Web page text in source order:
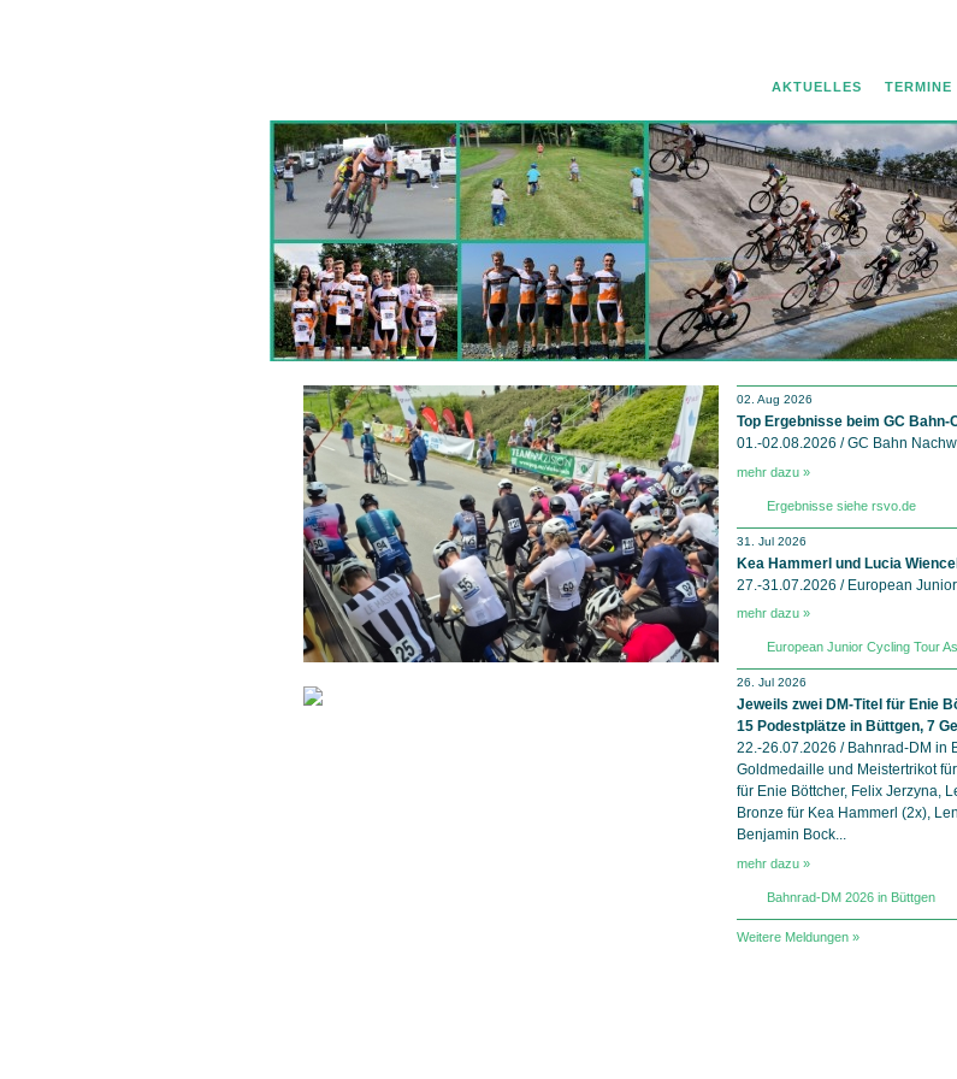
AKTUELLES TERMINE
02. Aug 2026
Top Ergebnisse beim GC Bahn-
01.-02.08.2026 / GC Bahn
mehr dazu »
Ergebnisse siehe rsvo.de
31. Jul 2026
Kea Hammerl und Lucia
27.-31.07.2026 / European Junior
mehr dazu »
European Junior Cycling Tour
26. Jul 2026
Jeweils zwei DM-Titel für Enie
15 Podestplätze in Büttgen, 7
22.-26.07.2026 / Bahnrad-DM in
Goldmedaille und Meistertrikot
für Enie Böttcher, Felix Jerzyna,
Bronze für Kea Hammerl (2x),
Benjamin Bock...
mehr dazu »
Bahnrad-DM 2026 in Büttgen
Weitere Meldungen »